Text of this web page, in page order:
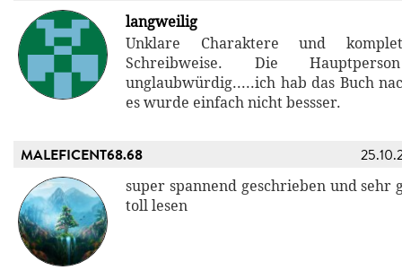
langweilig
Unklare Charaktere und
Schreibweise. Die
unglaubwürdig.....ich hab das Buch
es wurde einfach nicht bessser.
MALEFICENT68.68
super spannend geschrieben und sehr
toll lesen